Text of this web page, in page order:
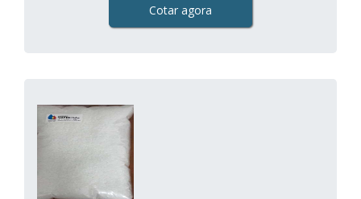
Cotar agora